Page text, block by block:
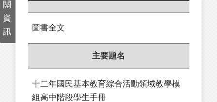
關
資
訊
圖書全文
主要題名
十二年國民基本教育綜合活動領域教學模
組高中階段學生手冊